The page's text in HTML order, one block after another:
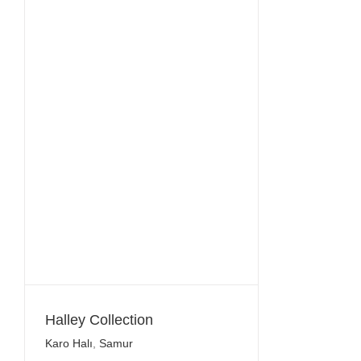
Halley Collection
Karo Halı, Samur